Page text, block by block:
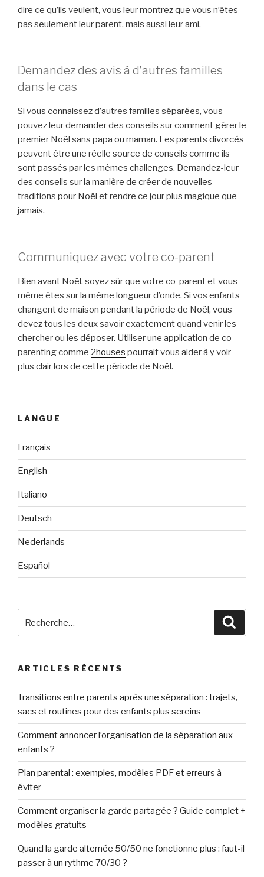
dire ce qu’ils veulent, vous leur montrez que vous n’êtes
pas seulement leur parent, mais aussi leur ami.
Demandez des avis à d’autres familles
dans le cas
Si vous connaissez d’autres familles séparées, vous
pouvez leur demander des conseils sur comment gérer le
premier Noël sans papa ou maman. Les parents divorcés
peuvent être une réelle source de conseils comme ils
sont passés par les mêmes challenges. Demandez-leur
des conseils sur la manière de créer de nouvelles
traditions pour Noël et rendre ce jour plus magique que
jamais.
Communiquez avec votre co-parent
Bien avant Noël, soyez sûr que votre co-parent et vous-
même êtes sur la même longueur d’onde. Si vos enfants
changent de maison pendant la période de Noël, vous
devez tous les deux savoir exactement quand venir les
chercher ou les déposer. Utiliser une application de co-
parenting comme 2houses pourrait vous aider à y voir
plus clair lors de cette période de Noël.
LANGUE
Français
English
Italiano
Deutsch
Nederlands
Español
ARTICLES RÉCENTS
Transitions entre parents après une séparation : trajets,
sacs et routines pour des enfants plus sereins
Comment annoncer l’organisation de la séparation aux
enfants ?
Plan parental : exemples, modèles PDF et erreurs à
éviter
Comment organiser la garde partagée ? Guide complet +
modèles gratuits
Quand la garde alternée 50/50 ne fonctionne plus : faut-il
passer à un rythme 70/30 ?